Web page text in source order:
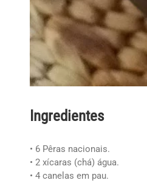
Ingredientes
• 6 Pêras nacionais.
• 2 xícaras (chá) água.
• 4 canelas em pau.